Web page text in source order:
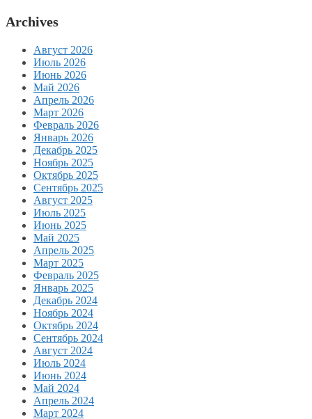
Archives
Август 2026
Июль 2026
Июнь 2026
Май 2026
Апрель 2026
Март 2026
Февраль 2026
Январь 2026
Декабрь 2025
Ноябрь 2025
Октябрь 2025
Сентябрь 2025
Август 2025
Июль 2025
Июнь 2025
Май 2025
Апрель 2025
Март 2025
Февраль 2025
Январь 2025
Декабрь 2024
Ноябрь 2024
Октябрь 2024
Сентябрь 2024
Август 2024
Июль 2024
Июнь 2024
Май 2024
Апрель 2024
Март 2024